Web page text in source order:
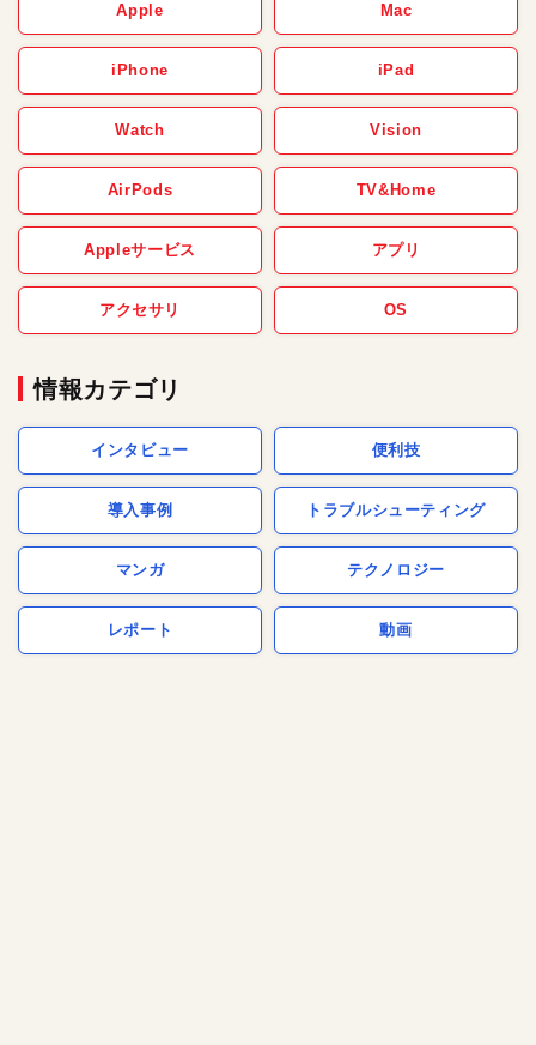
Apple Mac
iPhone iPad
Watch Vision
AirPods TV&Home
Appleサービス アプリ
アクセサリ OS
情報カテゴリ
インタビュー 便利技
導入事例 トラブルシューティング
マンガ テクノロジー
レポート 動画